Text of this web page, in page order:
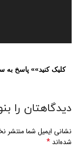
کلیک کنید»» پاسخ به
دیدگاهتان را
نشانی ایمیل شما منتشر
شده‌اند *